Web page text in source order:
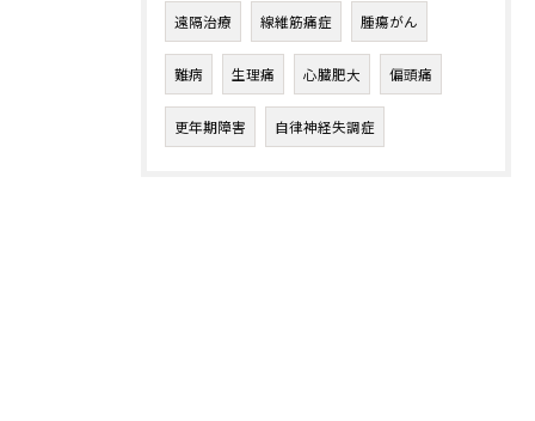
遠隔治療 線維筋痛症 腫瘍がん
難病 生理痛 心臓肥大 偏頭痛
更年期障害 自律神経失調症